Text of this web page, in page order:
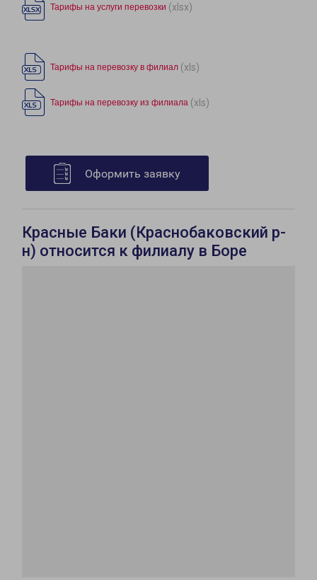
Тарифы на услуги перевозки (xlsx)
Тарифы на перевозку в филиал (xls)
Тарифы на перевозку из филиала (xls)
Оформить заявку
Красные Баки (Краснобаковский р-
н) относится к филиалу в Боре